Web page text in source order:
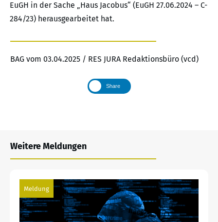
EuGH in der Sache „Haus Jacobus“ (EuGH 27.06.2024 – C-
284/23) herausgearbeitet hat.
BAG vom 03.04.2025 / RES JURA Redaktionsbüro (vcd)
Share
Weitere Meldungen
Meldung